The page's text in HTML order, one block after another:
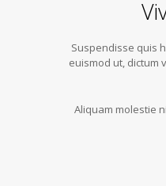
Suspendisse quis
euismod ut, dictum
Aliquam molestie